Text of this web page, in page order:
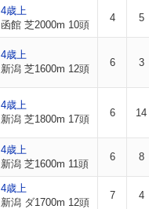
4歳上
函館 芝2000m 10頭
4 5
4歳上
新潟 芝1600m 12頭
6 3
4歳上
新潟 芝1800m 17頭
6 14
4歳上
新潟 芝1600m 11頭
6 8
4歳上
新潟 ダ1700m 12頭
7 4